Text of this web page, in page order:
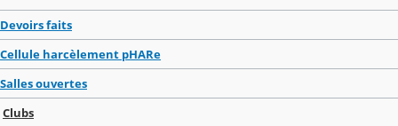
Devoirs faits
Cellule harcèlement pHARe
Salles ouvertes
Clubs